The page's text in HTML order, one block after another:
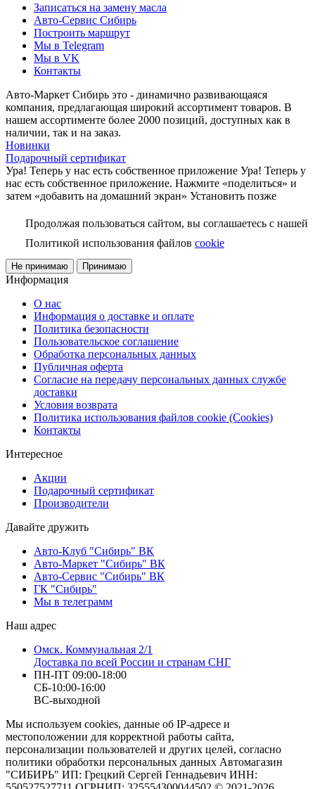
Записаться на замену масла
Авто-Сервис Сибирь
Построить маршрут
Мы в Telegram
Мы в VK
Контакты
Авто-Маркет Сибирь это - динамично развивающаяся
компания, предлагающая широкий ассортимент товаров. В
нашем ассортименте более 2000 позиций, доступных как в
наличии, так и на заказ.
Новинки
Подарочный сертификат
Ура! Теперь у нас есть собственное приложение Ура! Теперь у
нас есть собственное приложение. Нажмите «поделиться» и
затем «добавить на домашний экран» Установить позже
Продолжая пользоваться сайтом, вы соглашаетесь с нашей
Политикой использования файлов cookie
Не принимаю Принимаю
Информация
О нас
Информация о доставке и оплате
Политика безопасности
Пользовательское соглашение
Обработка персональных данных
Публичная оферта
Согласие на передачу персональных данных службе
доставки
Условия возврата
Политика использования файлов cookie (Cookies)
Контакты
Интересное
Акции
Подарочный сертификат
Производители
Давайте дружить
Авто-Клуб "Сибирь" ВК
Авто-Маркет "Сибирь" ВК
Авто-Сервис "Сибирь" ВК
ГК "Сибирь"
Мы в телеграмм
Наш адрес
Омск. Коммунальная 2/1
Доставка по всей России и странам СНГ
ПН-ПТ 09:00-18:00
СБ-10:00-16:00
ВС-выходной
Мы используем cookies, данные об IP-адресе и
местоположении для корректной работы сайта,
персонализации пользователей и других целей, согласно
политики обработки персональных данных Автомагазин
"СИБИРЬ" ИП: Грецкий Сергей Геннадьевич ИНН: